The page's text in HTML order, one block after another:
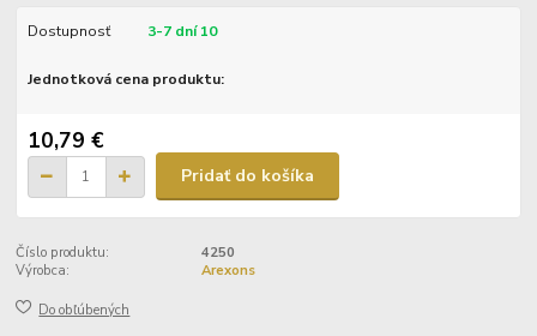
Dostupnosť 3-7 dní 10
Jednotková cena produktu:
10,79 €
Pridať do košíka
Číslo produktu:
4250
Výrobca:
Arexons
Do obľúbených